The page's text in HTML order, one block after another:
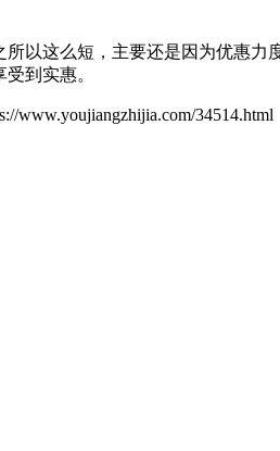
以这么短，主要还是因为优惠
到实惠。
www.youjiangzhijia.com/34514.html